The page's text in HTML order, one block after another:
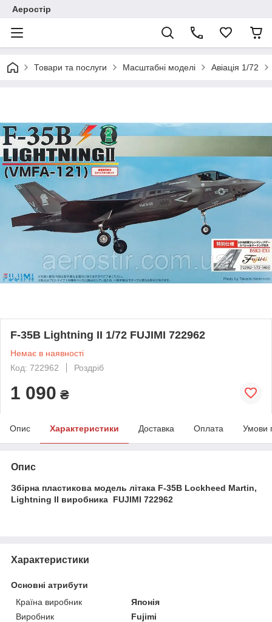
Аеростір
Товари та послуги Масштабні моделі Авіація 1/72
F-35B Lightning II 1/72 FUJIMI 722962
Немає в наявності
Код: 722962
Роздріб
1 090 ₴
Опис Характеристики Доставка Оплата Умови
Опис
Збірна пластикова модель літака F-35B Lockheed Martin,
Lightning II виробника FUJIMI 722962
Характеристики
Основні атрибути
Країна виробник
Японія
Виробник
Fujimi